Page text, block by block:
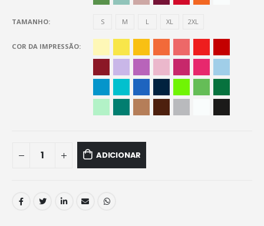
TAMANHO S M L XL 2XL
COR DA IMPRESSÃO
ADICIONAR